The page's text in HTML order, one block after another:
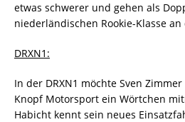
etwas schwerer und gehen als
niederländischen Rookie-Klasse an
DRXN1:
In der DRXN1 möchte Sven
Knopf Motorsport ein Wörtchen
Habicht kennt sein neues